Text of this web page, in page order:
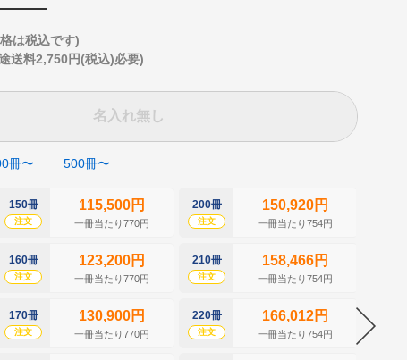
は税込です)
送料2,750円(税込)必要)
名入れ無し
冊〜 500冊〜
150冊
注文
115,500円
一冊当たり770円
160冊
注文
123,200円
一冊当たり770円
170冊
注文
130,900円
一冊当たり770円
200冊
注文
150,920円
一冊当たり754円
210冊
注文
158,466円
一冊当たり754円
220冊
注文
166,012円
一冊当たり754円